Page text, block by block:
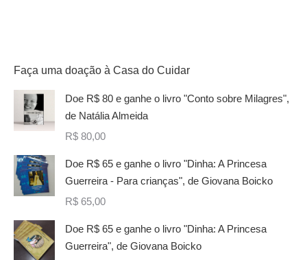
Faça uma doação à Casa do Cuidar
Doe R$ 80 e ganhe o livro "Conto sobre Milagres",
de Natália Almeida
R$ 80,00
Doe R$ 65 e ganhe o livro "Dinha: A Princesa
Guerreira - Para crianças", de Giovana Boicko
R$ 65,00
Doe R$ 65 e ganhe o livro "Dinha: A Princesa
Guerreira", de Giovana Boicko